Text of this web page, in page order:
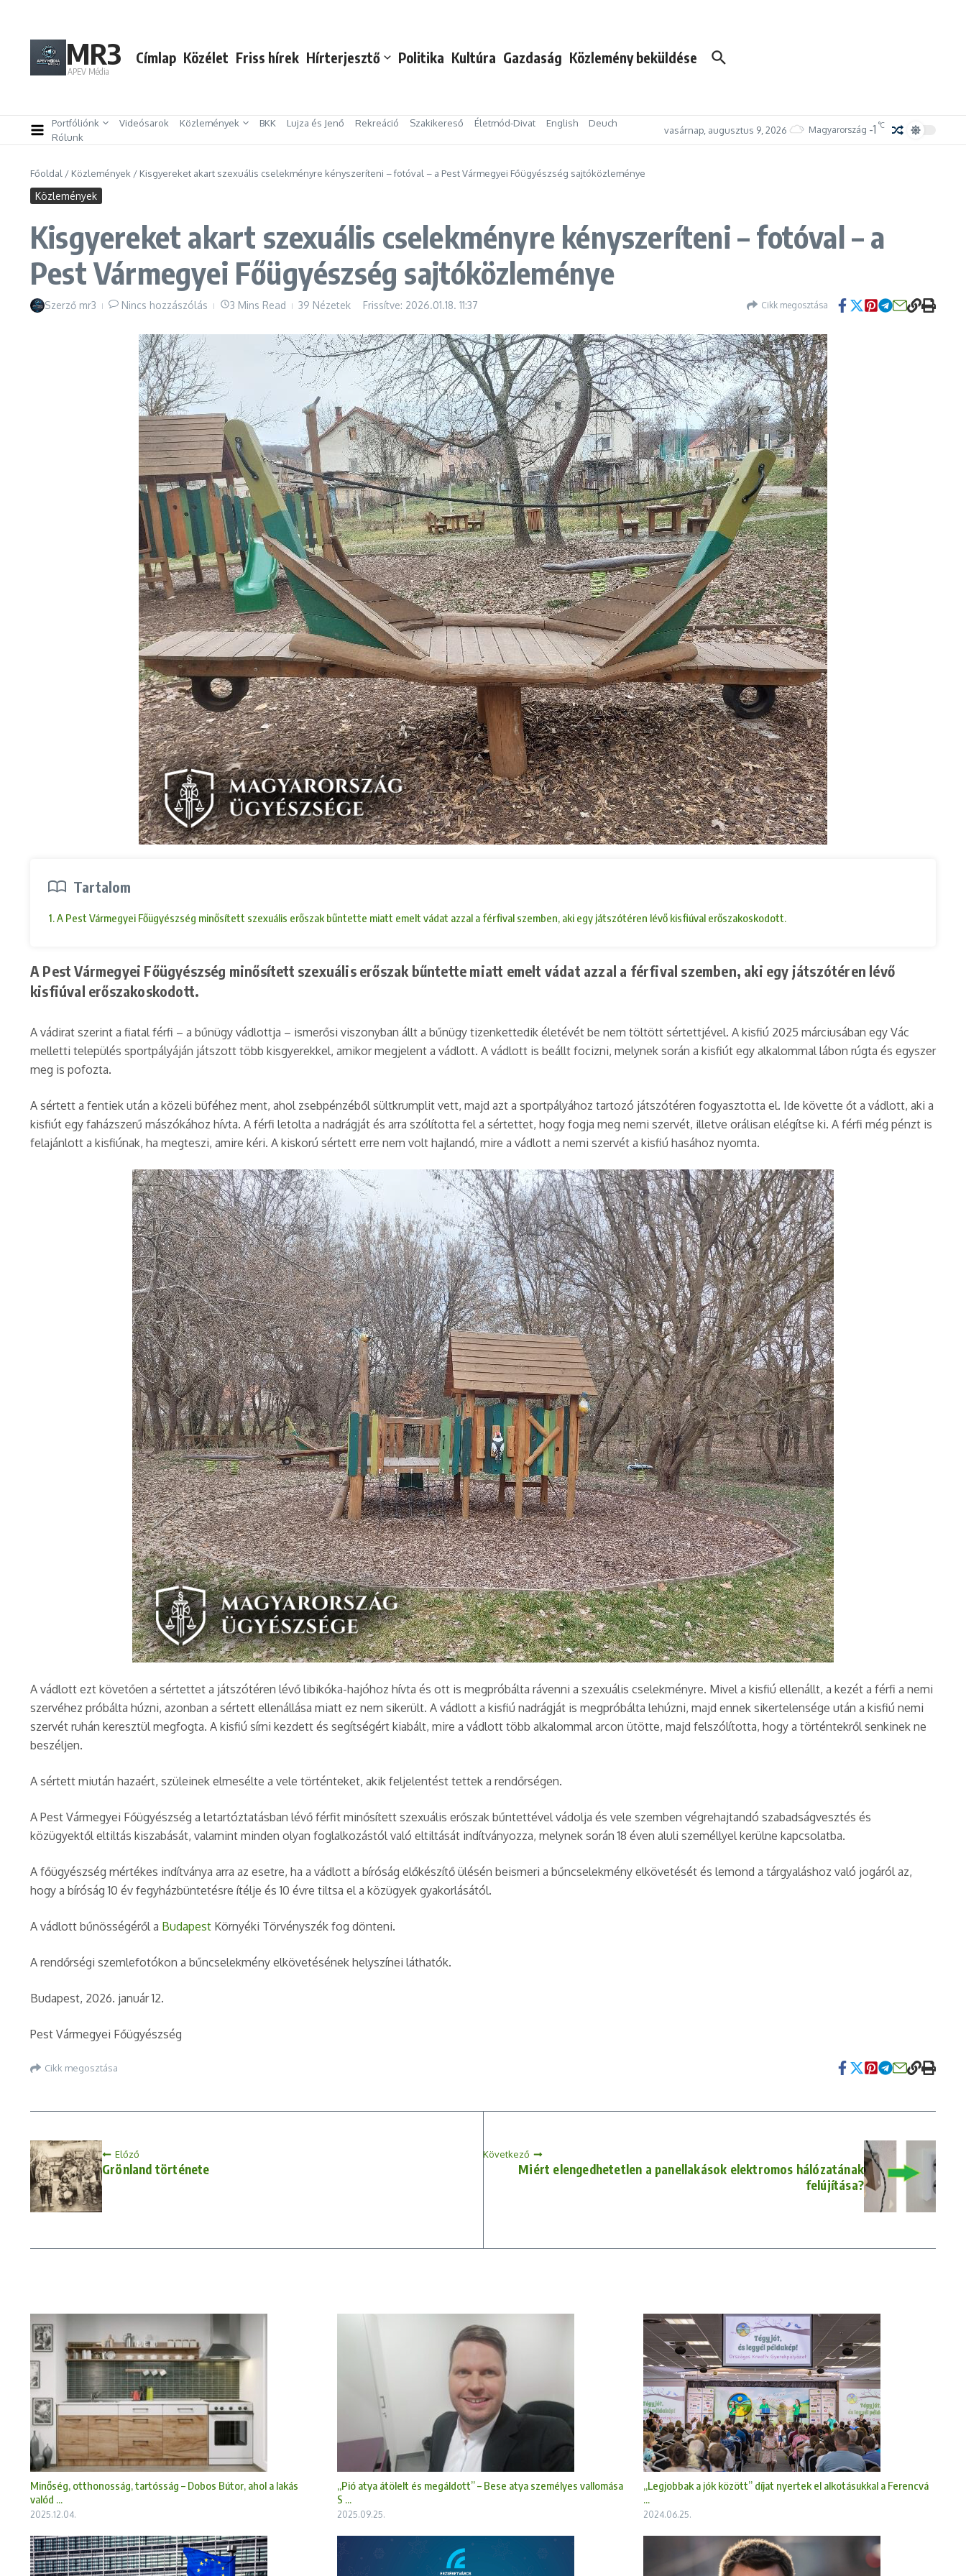
MR3
APEV Média
Címlap Közélet Friss hírek Hírterjesztő Politika Kultúra Gazdaság Közlemény beküldése
Portfóliónk Videósarok Közlemények BKK Lujza és Jenő Rekreáció Szakikereső Életmód-Divat English
Deuch
Rólunk
vasárnap, augusztus 9, 2026 Magyarország -1 °C
Főoldal / Közlemények / Kisgyereket akart szexuális cselekményre kényszeríteni – fotóval – a Pest Vármegyei Főügyészség sajtóközleménye
Közlemények
Kisgyereket akart szexuális cselekményre kényszeríteni – fotóval – a
Pest Vármegyei Főügyészség sajtóközleménye
Szerző mr3 Nincs hozzászólás 3 Mins Read 39 Nézetek Frissítve: 2026.01.18. 11:37 Cikk megosztása
Tartalom
1. A Pest Vármegyei Főügyészség minősített szexuális erőszak bűntette miatt emelt vádat azzal a férfival szemben, aki egy játszótéren lévő kisfiúval erőszakoskodott.
A Pest Vármegyei Főügyészség minősített szexuális erőszak bűntette miatt emelt vádat azzal a férfival szemben, aki egy játszótéren lévő
kisfiúval erőszakoskodott.
A vádirat szerint a fiatal férfi – a bűnügy vádlottja – ismerősi viszonyban állt a bűnügy tizenkettedik életévét be nem töltött sértettjével. A kisfiú 2025 márciusában egy Vác
melletti település sportpályáján játszott több kisgyerekkel, amikor megjelent a vádlott. A vádlott is beállt focizni, melynek során a kisfiút egy alkalommal lábon rúgta és egyszer
meg is pofozta.
A sértett a fentiek után a közeli büféhez ment, ahol zsebpénzéből sültkrumplit vett, majd azt a sportpályához tartozó játszótéren fogyasztotta el. Ide követte őt a vádlott, aki a
kisfiút egy faházszerű mászókához hívta. A férfi letolta a nadrágját és arra szólította fel a sértettet, hogy fogja meg nemi szervét, illetve orálisan elégítse ki. A férfi még pénzt is
felajánlott a kisfiúnak, ha megteszi, amire kéri. A kiskorú sértett erre nem volt hajlandó, mire a vádlott a nemi szervét a kisfiú hasához nyomta.
A vádlott ezt követően a sértettet a játszótéren lévő libikóka-hajóhoz hívta és ott is megpróbálta rávenni a szexuális cselekményre. Mivel a kisfiú ellenállt, a kezét a férfi a nemi
szervéhez próbálta húzni, azonban a sértett ellenállása miatt ez nem sikerült. A vádlott a kisfiú nadrágját is megpróbálta lehúzni, majd ennek sikertelensége után a kisfiú nemi
szervét ruhán keresztül megfogta. A kisfiú sírni kezdett és segítségért kiabált, mire a vádlott több alkalommal arcon ütötte, majd felszólította, hogy a történtekről senkinek ne
beszéljen.
A sértett miután hazaért, szüleinek elmesélte a vele történteket, akik feljelentést tettek a rendőrségen.
A Pest Vármegyei Főügyészség a letartóztatásban lévő férfit minősített szexuális erőszak bűntettével vádolja és vele szemben végrehajtandó szabadságvesztés és
közügyektől eltiltás kiszabását, valamint minden olyan foglalkozástól való eltiltását indítványozza, melynek során 18 éven aluli személlyel kerülne kapcsolatba.
A főügyészség mértékes indítványa arra az esetre, ha a vádlott a bíróság előkészítő ülésén beismeri a bűncselekmény elkövetését és lemond a tárgyaláshoz való jogáról az,
hogy a bíróság 10 év fegyházbüntetésre ítélje és 10 évre tiltsa el a közügyek gyakorlásától.
A vádlott bűnösségéről a Budapest Környéki Törvényszék fog dönteni.
A rendőrségi szemlefotókon a bűncselekmény elkövetésének helyszínei láthatók.
Budapest, 2026. január 12.
Pest Vármegyei Főügyészség
Cikk megosztása
Előző
Grönland története
Következő
Miért elengedhetetlen a panellakások elektromos hálózatának
felújítása?
Minőség, otthonosság, tartósság – Dobos Bútor, ahol a lakás
valód ...
2025.12.04.
„Pió atya átölelt és megáldott” – Bese atya személyes vallomása
S ...
2025.09.25.
„Legjobbak a jók között” díjat nyertek el alkotásukkal a Ferencvá
...
2024.06.25.